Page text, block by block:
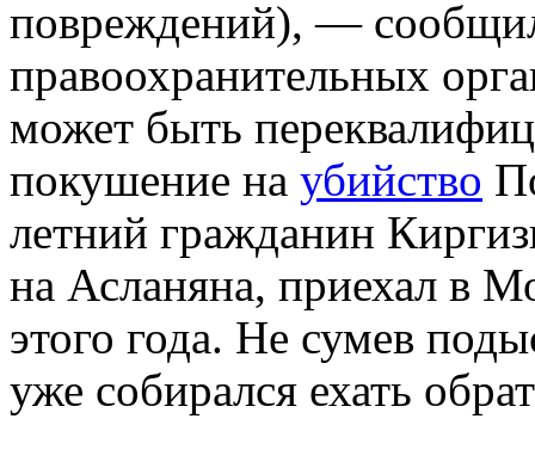
повреждений), —
правоохранительных
может быть
покушение на убийство
летний гражданин
на Асланяна, приехал в
этого года. Не сумев
уже собирался ехать